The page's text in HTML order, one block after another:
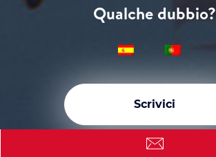
Qualche dubbio?
Scrivici